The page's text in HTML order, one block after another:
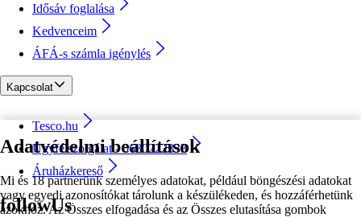
Adatvédelmi beállítások
Mi és 18 partnerünk személyes adatokat, például böngészési adatokat
vagy egyedi azonosítókat tárolunk a készülékeden, és hozzáférhetünk
azokhoz. Az Összes elfogadása és az Összes elutasítása gombok
Idősáv foglalása
Kedvenceim
ÁFÁ-s számla igénylés
Kapcsolat
Tesco.hu
Ügyfélszolgálat - 0680222333
Áruházkereső
followUs